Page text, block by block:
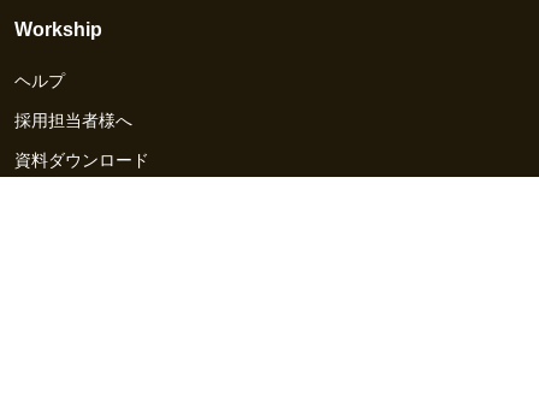
Workship
ヘルプ
採用担当者様へ
資料ダウンロード